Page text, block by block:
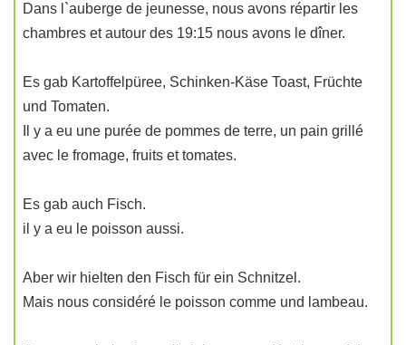
Dans l`auberge de jeunesse, nous avons répartir les
chambres et autour des 19:15 nous avons le dîner.
Es gab Kartoffelpüree, Schinken-Käse Toast, Früchte
und Tomaten.
Il y a eu une purée de pommes de terre, un pain grillé
avec le fromage, fruits et tomates.
Es gab auch Fisch.
il y a eu le poisson aussi.
Aber wir hielten den Fisch für ein Schnitzel.
Mais nous considéré le poisson comme und lambeau.